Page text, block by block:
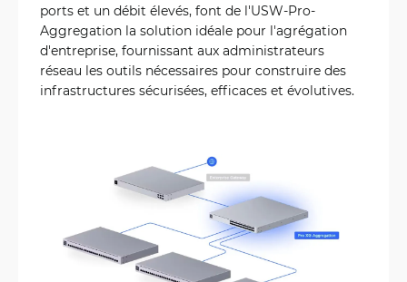
ports et un débit élevés, font de l'USW-Pro-
Aggregation la solution idéale pour l'agrégation
d'entreprise, fournissant aux administrateurs
réseau les outils nécessaires pour construire des
infrastructures sécurisées, efficaces et évolutives.